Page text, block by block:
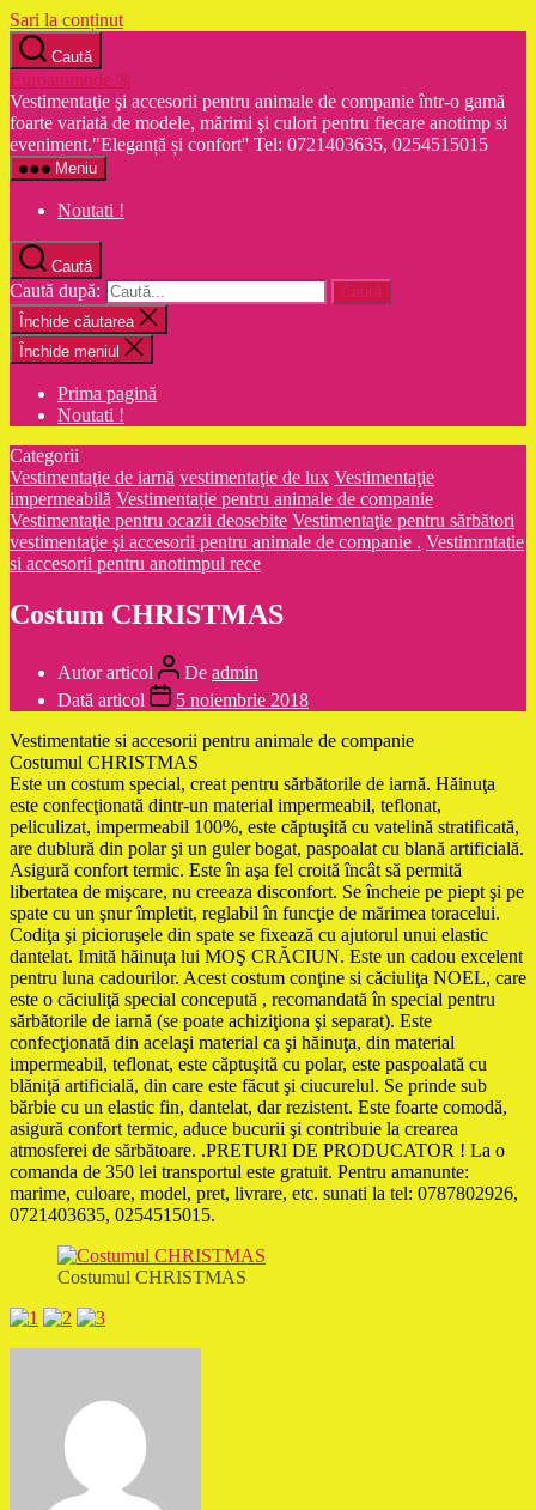
Sari la conținut
Caută
Euroanimode ®
Vestimentaţie şi accesorii pentru animale de companie într-o gamă
foarte variată de modele, mărimi şi culori pentru fiecare anotimp si
eveniment."Eleganță și confort'' Tel: 0721403635, 0254515015
Meniu
Noutati !
Caută
Caută după:
Închide căutarea
Închide meniul
Prima pagină
Noutati !
Categorii
Vestimentaţie de iarnă vestimentaţie de lux Vestimentaţie
impermeabilă Vestimentație pentru animale de companie
Vestimentaţie pentru ocazii deosebite Vestimentaţie pentru sărbători
vestimentaţie şi accesorii pentru animale de companie . Vestimrntatie
si accesorii pentru anotimpul rece
Costum CHRISTMAS
Autor articol De admin
Dată articol
5 noiembrie 2018
Vestimentatie si accesorii pentru animale de companie
Costumul CHRISTMAS
Este un costum special, creat pentru sărbătorile de iarnă. Hăinuţa
este confecţionată dintr-un material impermeabil, teflonat,
peliculizat, impermeabil 100%, este căptuşită cu vatelină stratificată,
are dublură din polar şi un guler bogat, paspoalat cu blană artificială.
Asigură confort termic. Este în aşa fel croită încât să permită
libertatea de mişcare, nu creeaza disconfort. Se încheie pe piept şi pe
spate cu un şnur împletit, reglabil în funcţie de mărimea toracelui.
Codiţa şi picioruşele din spate se fixează cu ajutorul unui elastic
dantelat. Imită hăinuţa lui MOŞ CRĂCIUN. Este un cadou excelent
pentru luna cadourilor. Acest costum conţine si căciuliţa NOEL, care
este o căciuliţă special concepută , recomandată în special pentru
sărbătorile de iarnă (se poate achiziţiona şi separat). Este
confecţionată din acelaşi material ca şi hăinuţa, din material
impermeabil, teflonat, este căptuşită cu polar, este paspoalată cu
blăniţă artificială, din care este făcut şi ciucurelul. Se prinde sub
bărbie cu un elastic fin, dantelat, dar rezistent. Este foarte comodă,
asigură confort termic, aduce bucurii şi contribuie la crearea
atmosferei de sărbătoare. .PRETURI DE PRODUCATOR ! La o
comanda de 350 lei transportul este gratuit. Pentru amanunte:
marime, culoare, model, pret, livrare, etc. sunati la tel: 0787802926,
0721403635, 0254515015.
Costumul CHRISTMAS